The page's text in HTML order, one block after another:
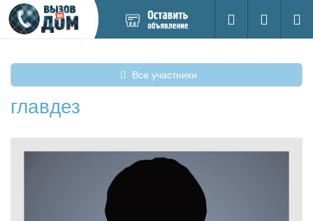
новое
Поиск
Вход на
Все участники
главдез